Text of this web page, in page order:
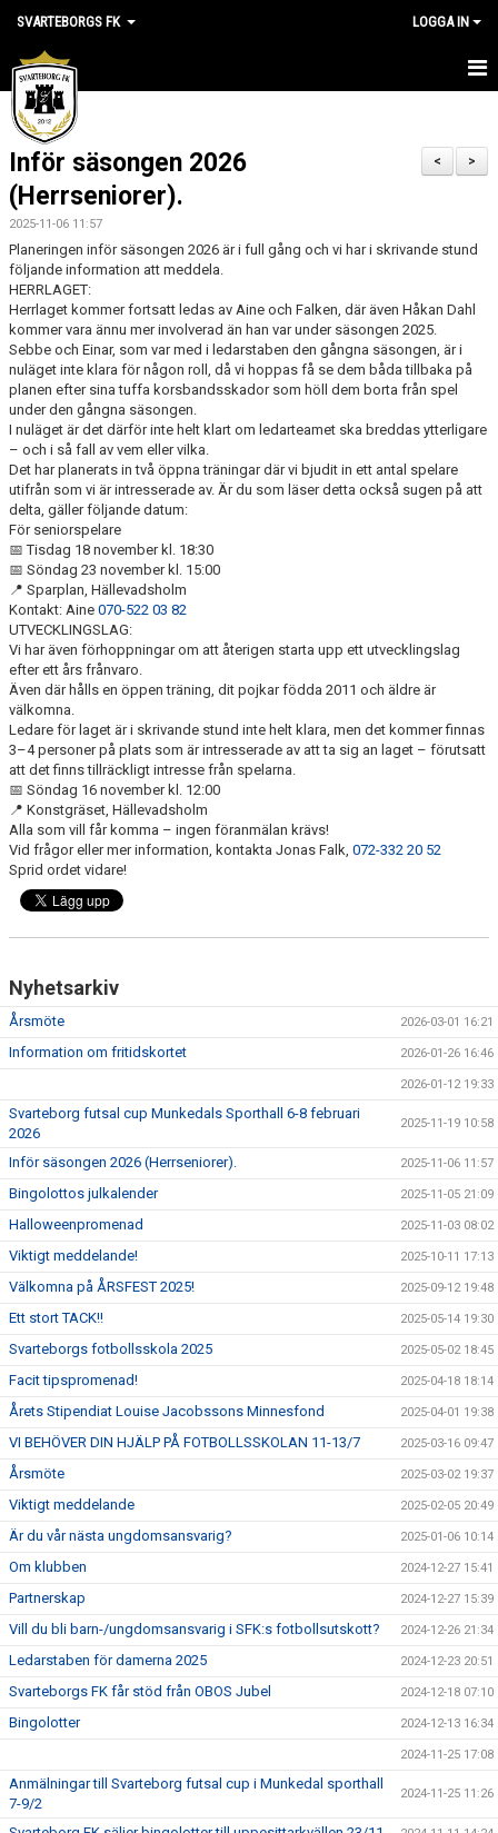
SVARTEBORGS FK LOGGA IN
HEM
NYHETER
OM KLUBBEN
KALENDER
VÅRA LAG
KLUBBSHOP
MEDLEM
VÅRA MATCHER
KONSTGRÄS
SPONSORHUSET
GRÄSROTEN
>
<
Inför säsongen 2026
(Herrseniorer).
2025-11-06 11:57
Planeringen inför säsongen 2026 är i full gång och vi har i skrivande stund
följande information att meddela.
HERRLAGET:
Herrlaget kommer fortsatt ledas av Aine och Falken, där även Håkan Dahl
kommer vara ännu mer involverad än han var under säsongen 2025.
Sebbe och Einar, som var med i ledarstaben den gångna säsongen, är i
nuläget inte klara för någon roll, då vi hoppas få se dem båda tillbaka på
planen efter sina tuffa korsbandsskador som höll dem borta från spel
under den gångna säsongen.
I nuläget är det därför inte helt klart om ledarteamet ska breddas ytterligare
– och i så fall av vem eller vilka.
Det har planerats in två öppna träningar där vi bjudit in ett antal spelare
utifrån som vi är intresserade av. Är du som läser detta också sugen på att
delta, gäller följande datum:
För seniorspelare
📅 Tisdag 18 november kl. 18:30
📅 Söndag 23 november kl. 15:00
📍 Sparplan, Hällevadsholm
Kontakt: Aine 070-522 03 82
UTVECKLINGSLAG:
Vi har även förhoppningar om att återigen starta upp ett utvecklingslag
efter ett års frånvaro.
Även där hålls en öppen träning, dit pojkar födda 2011 och äldre är
välkomna.
Ledare för laget är i skrivande stund inte helt klara, men det kommer finnas
3–4 personer på plats som är intresserade av att ta sig an laget – förutsatt
att det finns tillräckligt intresse från spelarna.
📅 Söndag 16 november kl. 12:00
📍 Konstgräset, Hällevadsholm
Alla som vill får komma – ingen föranmälan krävs!
Vid frågor eller mer information, kontakta Jonas Falk, 072-332 20 52
Sprid ordet vidare!
Nyhetsarkiv
Årsmöte 2026-03-01 16:21
Information om fritidskortet 2026-01-26 16:46
2026-01-12 19:33
Svarteborg futsal cup Munkedals Sporthall 6-8 februari
2026
2025-11-19 10:58
Inför säsongen 2026 (Herrseniorer). 2025-11-06 11:57
Bingolottos julkalender 2025-11-05 21:09
Halloweenpromenad 2025-11-03 08:02
Viktigt meddelande! 2025-10-11 17:13
Välkomna på ÅRSFEST 2025! 2025-09-12 19:48
Ett stort TACK!! 2025-05-14 19:30
Svarteborgs fotbollsskola 2025 2025-05-02 18:45
Facit tipspromenad! 2025-04-18 18:14
Årets Stipendiat Louise Jacobssons Minnesfond 2025-04-01 19:38
VI BEHÖVER DIN HJÄLP PÅ FOTBOLLSSKOLAN 11-13/7 2025-03-16 09:47
Årsmöte 2025-03-02 19:37
Viktigt meddelande 2025-02-05 20:49
Är du vår nästa ungdomsansvarig? 2025-01-06 10:14
Om klubben 2024-12-27 15:41
Partnerskap 2024-12-27 15:39
Vill du bli barn-/ungdomsansvarig i SFK:s fotbollsutskott? 2024-12-26 21:34
Ledarstaben för damerna 2025 2024-12-23 20:51
Svarteborgs FK får stöd från OBOS Jubel 2024-12-18 07:10
Bingolotter 2024-12-13 16:34
2024-11-25 17:08
Anmälningar till Svarteborg futsal cup i Munkedal sporthall
7-9/2
2024-11-25 11:26